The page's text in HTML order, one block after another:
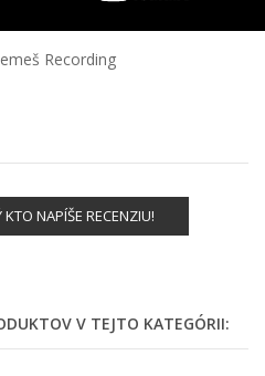
Recording
KTO NAPÍŠE RECENZIU!
V TEJTO KATEGÓRII: